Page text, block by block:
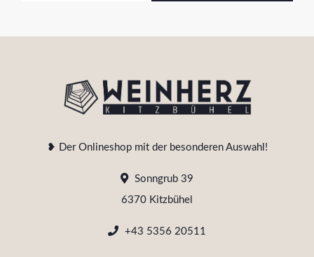
❥ Der Onlineshop mit der besonderen Auswahl!
Sonngrub 39
6370 Kitzbühel
+43 5356 20511